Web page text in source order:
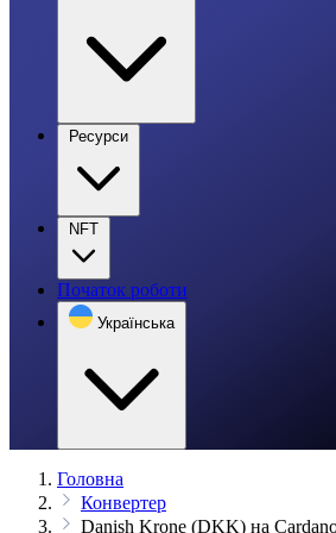
Ресурси
NFT
Початок роботи
Українська
Головна
Конвертер
Danish Krone (DKK) на